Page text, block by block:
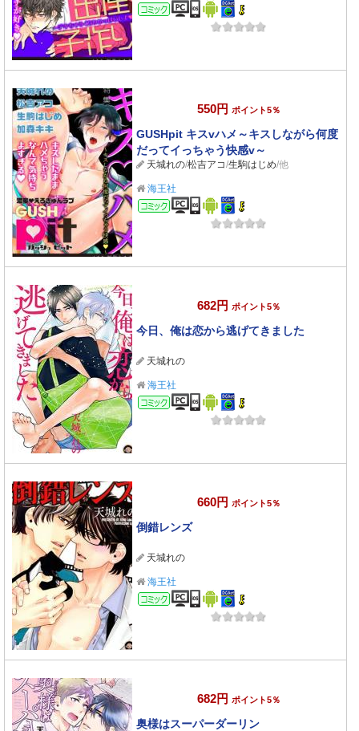
コミック
550円 ポイント5％
GUSHpit キスvハメ～キスしながら何度
だってイっちゃう快感v～
天城れの/松吉アコ/生駒はじめ/他
海王社
コミック
682円 ポイント5％
今日、俺は恋から逃げてきました
天城れの
海王社
コミック
660円 ポイント5％
倒錯レンズ
天城れの
海王社
コミック
682円 ポイント5％
奥様はスーパーダーリン